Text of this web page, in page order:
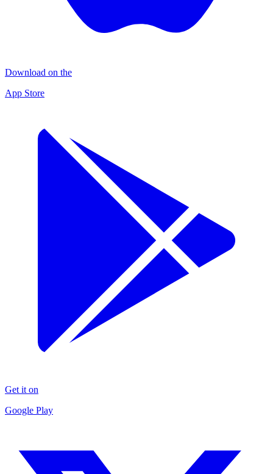
Download on the
App Store
Get it on
Google Play